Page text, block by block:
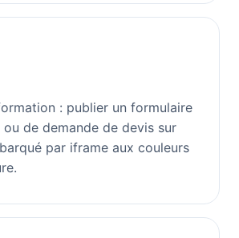
: publier un formulaire
de demande de devis sur
par iframe aux couleurs